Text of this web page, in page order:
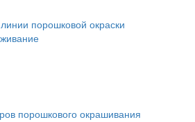
порошковой окраски
порошкового окрашивания